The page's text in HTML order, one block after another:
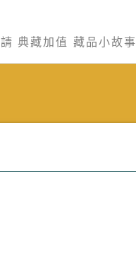
典藏加值 藏品小故事